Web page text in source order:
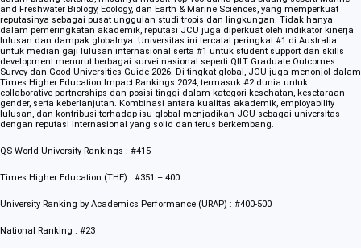
and Freshwater Biology, Ecology, dan Earth & Marine Sciences, yang memperkuat
reputasinya sebagai pusat unggulan studi tropis dan lingkungan. Tidak hanya
dalam pemeringkatan akademik, reputasi JCU juga diperkuat oleh indikator kinerja
lulusan dan dampak globalnya. Universitas ini tercatat peringkat #1 di Australia
untuk median gaji lulusan internasional serta #1 untuk student support dan skills
development menurut berbagai survei nasional seperti QILT Graduate Outcomes
Survey dan Good Universities Guide 2026. Di tingkat global, JCU juga menonjol dalam
Times Higher Education Impact Rankings 2024, termasuk #2 dunia untuk
collaborative partnerships dan posisi tinggi dalam kategori kesehatan, kesetaraan
gender, serta keberlanjutan. Kombinasi antara kualitas akademik, employability
lulusan, dan kontribusi terhadap isu global menjadikan JCU sebagai universitas
dengan reputasi internasional yang solid dan terus berkembang.
QS World University Rankings : #415
Times Higher Education (THE) : #351 – 400
University Ranking by Academics Performance (URAP) : #400-500
National Ranking : #23